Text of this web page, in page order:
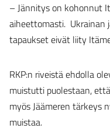
– Jännitys on kohonnut
aiheettomasti. Ukrainan
tapaukset eivät liity
RKP:n riveistä ehdolla
muistutti puolestaan, että
myös Jäämeren tärkeys
muistaa.